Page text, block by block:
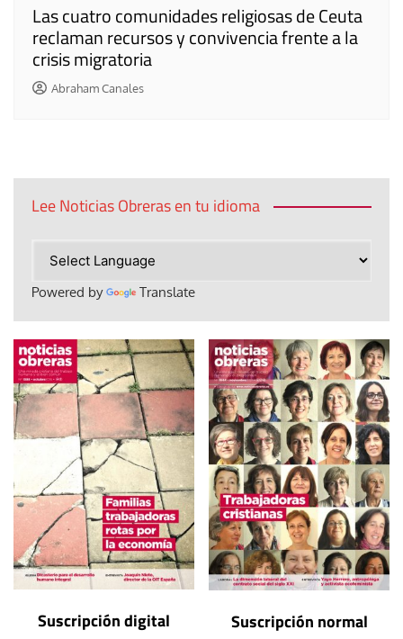
Las cuatro comunidades religiosas de Ceuta
reclaman recursos y convivencia frente a la
crisis migratoria
Abraham Canales
Lee Noticias Obreras en tu idioma
Powered by Translate
Suscripción digital Suscripción normal